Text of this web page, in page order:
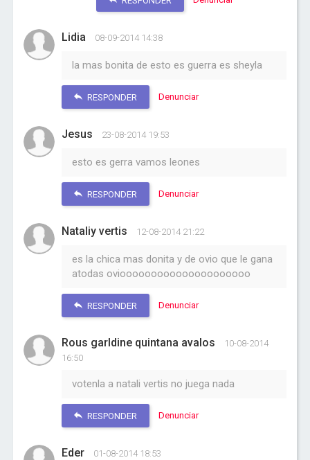
Lidia 08-09-2014 14:38
la mas bonita de esto es guerra es sheyla
RESPONDER Denunciar
Jesus 23-08-2014 19:53
esto es gerra vamos leones
RESPONDER Denunciar
Nataliy vertis 12-08-2014 21:22
es la chica mas donita y de ovio que le gana
atodas oviooooooooooooooooooooo
RESPONDER Denunciar
Rous garldine quintana avalos
10-08-2014
16:50
votenla a natali vertis no juega nada
RESPONDER Denunciar
Eder 01-08-2014 18:53